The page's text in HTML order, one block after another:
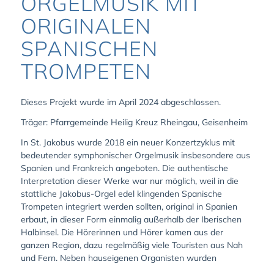
ORIGINALEN
SPANISCHEN
TROMPETEN
Dieses Projekt wurde im April 2024 abgeschlossen.
Träger: Pfarrgemeinde Heilig Kreuz Rheingau, Geisenheim
In St. Jakobus wurde 2018 ein neuer Konzertzyklus mit
bedeutender symphonischer Orgelmusik insbesondere aus
Spanien und Frankreich angeboten. Die authentische
Interpretation dieser Werke war nur möglich, weil in die
stattliche Jakobus-Orgel edel klingenden Spanische
Trompeten integriert werden sollten, original in Spanien
erbaut, in dieser Form einmalig außerhalb der Iberischen
Halbinsel. Die Hörerinnen und Hörer kamen aus der
ganzen Region, dazu regelmäßig viele Touristen aus Nah
und Fern. Neben hauseigenen Organisten wurden